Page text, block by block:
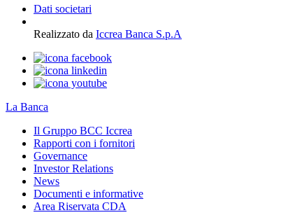
Dati societari
Realizzato da Iccrea Banca S.p.A
La Banca
Il Gruppo BCC Iccrea
Rapporti con i fornitori
Governance
Investor Relations
News
Documenti e informative
Area Riservata CDA